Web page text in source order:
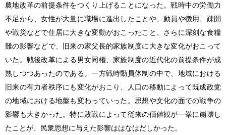
農地改革の前提条件をつくり上げることになった。戦時中の労働力
不足から、女性が大量に職場に進出したことや、動員や徴用、疎開
や戦災などで住居に大きな変動がおこったこと、さらに深刻な食糧
難の影響などで、旧来の家父長的家族制度に大きな変化がおこって
いた。戦後改革による男女同権、家族制度の近代化の前提条件が成
熟しつつあったのである。一方戦時動員体制の中で、地域における
旧来の有力者秩序にも変化がおこり、人口の移動によって既成政党
の地域における地盤も変わっていった。思想や文化の面での戦争の
影響も大きかった。特に敗戦によって従来の価値観が一挙に崩壊し
たことが、民衆思想に与えた影響ははなはだしかった。